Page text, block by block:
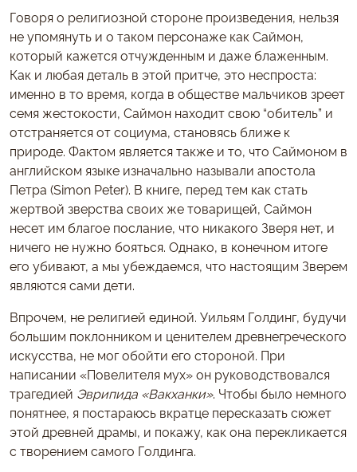
Говоря о религиозной стороне произведения, нельзя
не упомянуть и о таком персонаже как Саймон,
который кажется отчужденным и даже блаженным.
Как и любая деталь в этой притче, это неспроста:
именно в то время, когда в обществе мальчиков зреет
семя жестокости, Саймон находит свою “обитель” и
отстраняется от социума, становясь ближе к
природе. Фактом является также и то, что Саймоном в
английском языке изначально называли апостола
Петра (Simon Peter). В книге, перед тем как стать
жертвой зверства своих же товарищей, Саймон
несет им благое послание, что никакого Зверя нет, и
ничего не нужно бояться. Однако, в конечном итоге
его убивают, а мы убеждаемся, что настоящим Зверем
являются сами дети.
Впрочем, не религией единой. Уильям Голдинг, будучи
большим поклонником и ценителем древнегреческого
искусства, не мог обойти его стороной. При
написании «Повелителя мух» он руководствовался
трагедией Эврипида «Вакханки». Чтобы было немного
понятнее, я постараюсь вкратце пересказать сюжет
этой древней драмы, и покажу, как она перекликается
с творением самого Голдинга.